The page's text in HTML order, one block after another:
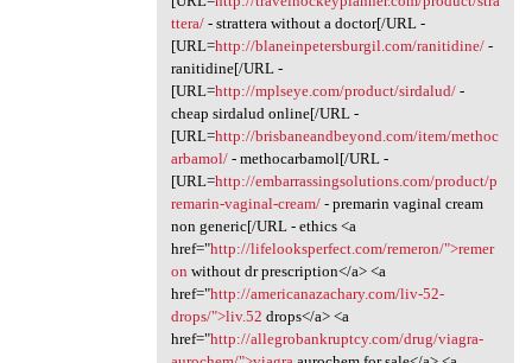
ttera/- strattera without a doctor[/URL -
[URL=http://blaneinpetersburgil.com/ranitidine/-
ranitidine[/URL -
[URL=http://mplseye.com/product/sirdalud/-
cheap sirdalud online[/URL -
[URL=http://brisbaneandbeyond.com/item/methoc
arbamol/- methocarbamol[/URL -
[URL=http://embarrassingsolutions.com/product/p
remarin-vaginal-cream/- premarin vaginal cream
non generic[/URL - ethics <a
href="http://lifelooksperfect.com/remeron/">remer
on without dr prescription</a> <a
href="http://americanazachary.com/liv-52-
drops/">liv.52 drops</a> <a
href="http://allegrobankruptcy.com/drug/viagra-